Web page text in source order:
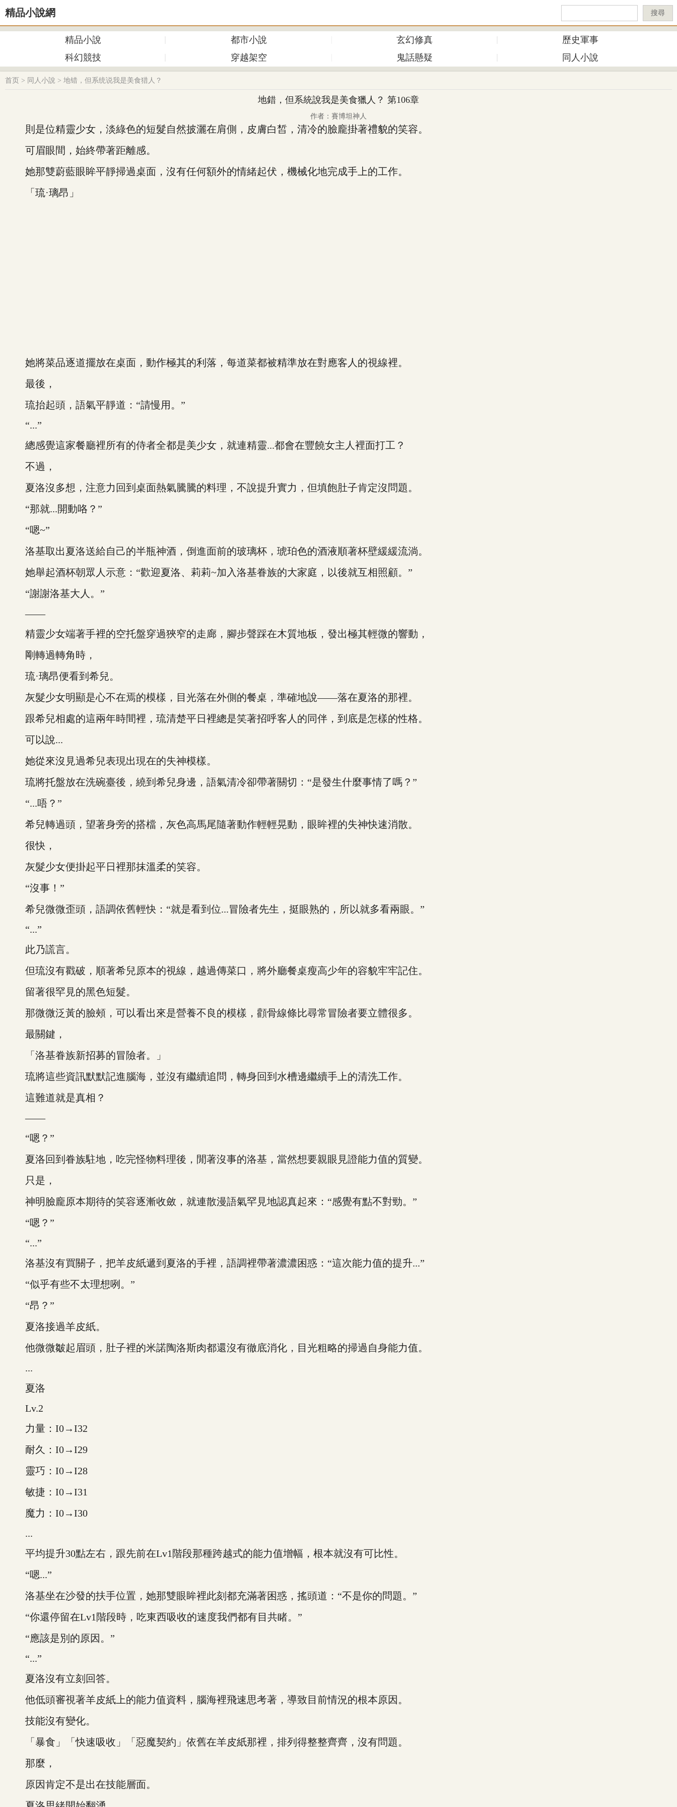
精品小說網 搜尋
精品小說 都市小說 玄幻修真
歷史軍事
科幻競技
穿越架空 鬼話懸疑 同人小說
首页 > 同人小說 > 地错，但系统说我是美食猎人？
地錯，但系統說我是美食獵人？ 第106章
作者：賽博坦神人
則是位精靈少女，淡綠色的短髮自然披灑在肩側，皮膚白皙，清冷的臉龐掛著禮貌的笑容。
可眉眼間，始終帶著距離感。
她那雙蔚藍眼眸平靜掃過桌面，沒有任何額外的情緒起伏，機械化地完成手上的工作。
「琉·璃昂」
她將菜品逐道擺放在桌面，動作極其的利落，每道菜都被精準放在對應客人的視線裡。
最後，
琉抬起頭，語氣平靜道：“請慢用。”
“...”
總感覺這家餐廳裡所有的侍者全都是美少女，就連精靈...都會在豐饒女主人裡面打工？
不過，
夏洛沒多想，注意力回到桌面熱氣騰騰的料理，不說提升實力，但填飽肚子肯定沒問題。
“那就...開動咯？”
“嗯~”
洛基取出夏洛送給自己的半瓶神酒，倒進面前的玻璃杯，琥珀色的酒液順著杯壁緩緩流淌。
她舉起酒杯朝眾人示意：“歡迎夏洛、莉莉~加入洛基眷族的大家庭，以後就互相照顧。”
“謝謝洛基大人。”
——
精靈少女端著手裡的空托盤穿過狹窄的走廊，腳步聲踩在木質地板，發出極其輕微的響動，
剛轉過轉角時，
琉·璃昂便看到希兒。
灰髮少女明顯是心不在焉的模樣，目光落在外側的餐桌，準確地說——落在夏洛的那裡。
跟希兒相處的這兩年時間裡，琉清楚平日裡總是笑著招呼客人的同伴，到底是怎樣的性格。
可以說...
她從來沒見過希兒表現出現在的失神模樣。
琉將托盤放在洗碗臺後，繞到希兒身邊，語氣清冷卻帶著關切：“是發生什麼事情了嗎？”
“...唔？”
希兒轉過頭，望著身旁的搭檔，灰色高馬尾隨著動作輕輕晃動，眼眸裡的失神快速消散。
很快，
灰髮少女便掛起平日裡那抹溫柔的笑容。
“沒事！”
希兒微微歪頭，語調依舊輕快：“就是看到位...冒險者先生，挺眼熟的，所以就多看兩眼。”
“...”
此乃謊言。
但琉沒有戳破，順著希兒原本的視線，越過傳菜口，將外廳餐桌瘦高少年的容貌牢牢記住。
留著很罕見的黑色短髮。
那微微泛黃的臉頰，可以看出來是營養不良的模樣，顴骨線條比尋常冒險者要立體很多。
最關鍵，
「洛基眷族新招募的冒險者。」
琉將這些資訊默默記進腦海，並沒有繼續追問，轉身回到水槽邊繼續手上的清洗工作。
這難道就是真相？
——
“嗯？”
夏洛回到眷族駐地，吃完怪物料理後，閒著沒事的洛基，當然想要親眼見證能力值的質變。
只是，
神明臉龐原本期待的笑容逐漸收斂，就連散漫語氣罕見地認真起來：“感覺有點不對勁。”
“嗯？”
“...”
洛基沒有買關子，把羊皮紙遞到夏洛的手裡，語調裡帶著濃濃困惑：“這次能力值的提升...”
“似乎有些不太理想咧。”
“昂？”
夏洛接過羊皮紙。
他微微皺起眉頭，肚子裡的米諾陶洛斯肉都還沒有徹底消化，目光粗略的掃過自身能力值。
...
夏洛
Lv.2
力量：I0→I32
耐久：I0→I29
靈巧：I0→I28
敏捷：I0→I31
魔力：I0→I30
...
平均提升30點左右，跟先前在Lv1階段那種跨越式的能力值增幅，根本就沒有可比性。
“嗯...”
洛基坐在沙發的扶手位置，她那雙眼眸裡此刻都充滿著困惑，搖頭道：“不是你的問題。”
“你還停留在Lv1階段時，吃東西吸收的速度我們都有目共睹。”
“應該是別的原因。”
“...”
夏洛沒有立刻回答。
他低頭審視著羊皮紙上的能力值資料，腦海裡飛速思考著，導致目前情況的根本原因。
技能沒有變化。
「暴食」「快速吸收」「惡魔契約」依舊在羊皮紙那裡，排列得整整齊齊，沒有問題。
那麼，
原因肯定不是出在技能層面。